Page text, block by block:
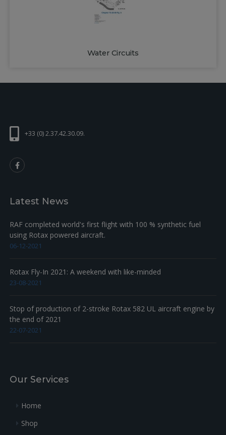
Water Circuits
+33 (0) 2.37.42.30.09.
Latest News
RAF completed world's first flight with 100 % synthetic fuel
using Rotax powered aircraft.
06-12-2021
Rotax Fly-In 2021: A weekend with like-minded
23-08-2021
Stop of production of 2-stroke Rotax 582 UL aircraft engine by
the end of 2021
22-07-2021
Our Services
Home
Shop